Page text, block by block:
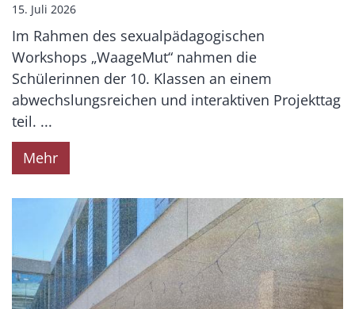
15. Juli 2026
Im Rahmen des sexualpädagogischen
Workshops „WaageMut“ nahmen die
Schülerinnen der 10. Klassen an einem
abwechslungsreichen und interaktiven Projekttag
teil. ...
Mehr